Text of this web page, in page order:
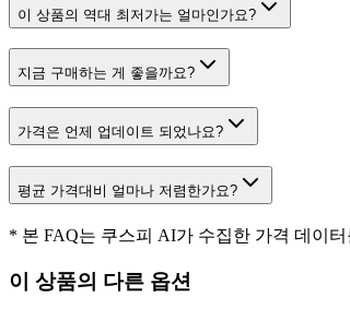
이 상품의 역대 최저가는 얼마인가요?
지금 구매하는 게 좋을까요?
가격은 언제 업데이트 되었나요?
평균 가격대비 얼마나 저렴한가요?
* 본 FAQ는 쿠스피 AI가 수집한 가격 데이
이 상품의 다른 옵션